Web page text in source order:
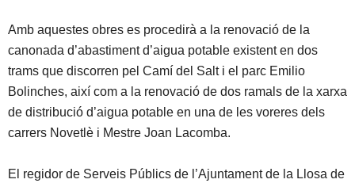
Amb aquestes obres es procedirà a la renovació de la
canonada d’abastiment d’aigua potable existent en dos
trams que discorren pel Camí del Salt i el parc Emilio
Bolinches, així com a la renovació de dos ramals de la xarxa
de distribució d’aigua potable en una de les voreres dels
carrers Novetlè i Mestre Joan Lacomba.
El regidor de Serveis Públics de l’Ajuntament de la Llosa de